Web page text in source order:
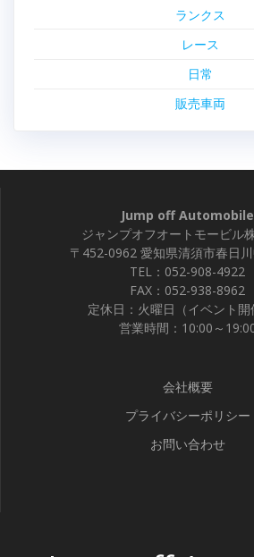
ランクス
レース
日常
販売車両
Jump off Automobile
ジャンプオフオートモービル
〒452-0962 愛知県清須市春日
TEL：052-908-4922
FAX：052-938-8962
定休日：火曜日（イベント開
営業時間：10:00～
会社概要
プライバシーポリシー
お問い合わせ